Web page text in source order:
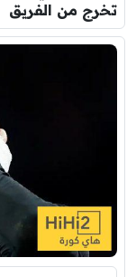
تخرج من الفريق